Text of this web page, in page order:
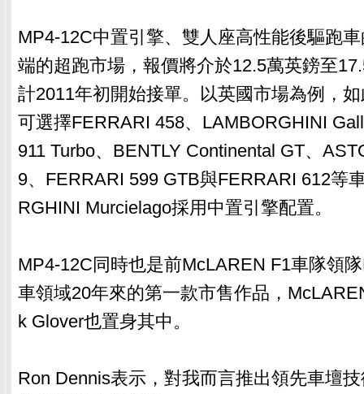
MP4-12C中置引擎、雙人座高性能後驅跑
端的超跑市場，報價將介於12.5萬英鎊至
計2011年初開始接單。以英國市場為例，
可選擇FERRARI 458、LAMBORGHINI
911 Turbo、BENTLY Continental GT、
9、FERRARI 599 GTB與FERRARI 612等
RGHINI Murcielago採用中置引擎配置。
MP4-12C同時也是前McLAREN F1車隊領
車領域20年來的第一款市售作品，
k Glover也置身其中。
Ron Dennis表示，對我而言推出領先車壇